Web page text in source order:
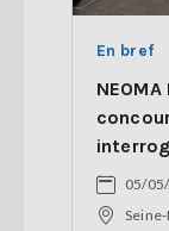
En bref
05/